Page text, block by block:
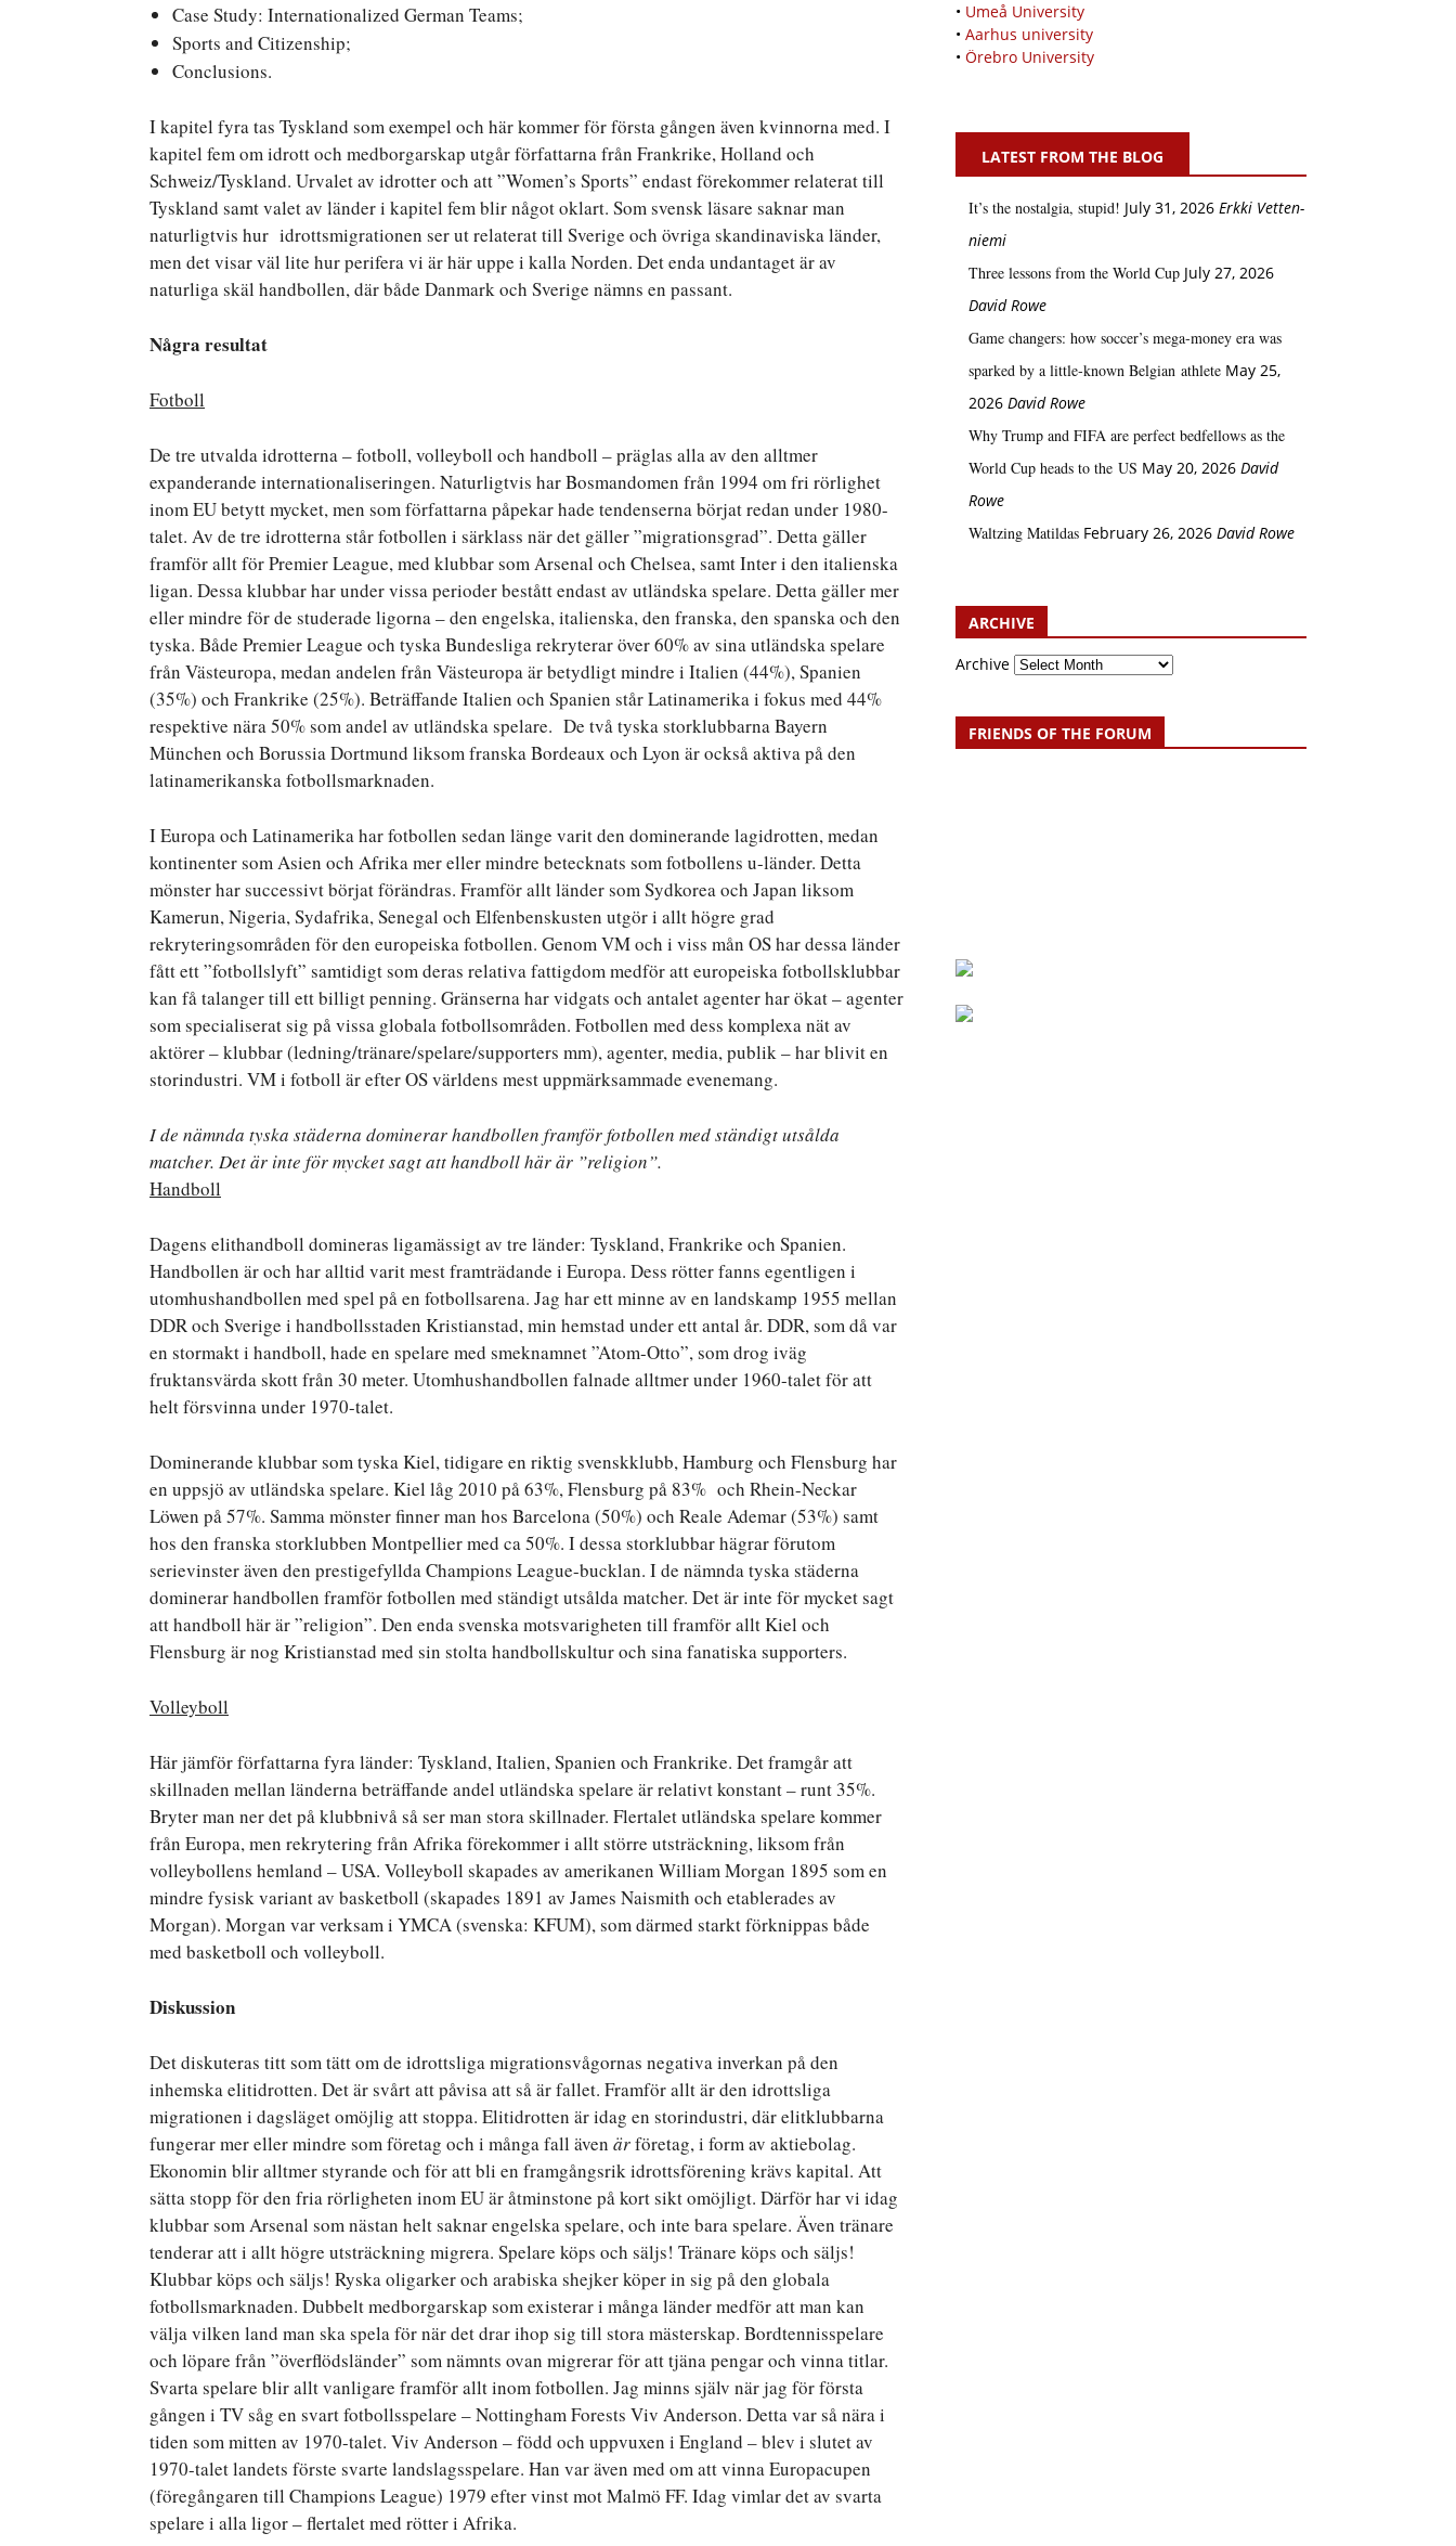
Case Study: Internationalized German Teams;
Sports and Citizenship;
Conclusions.
I kapitel fyra tas Tyskland som exempel och här kommer för första gången även kvinnorna med. I
kapitel fem om idrott och medborgarskap utgår författarna från Frankrike, Holland och
Schweiz/Tyskland. Urvalet av idrotter och att ”Women’s Sports” endast förekommer relaterat till
Tyskland samt valet av länder i kapitel fem blir något oklart. Som svensk läsare saknar man
naturligtvis hur idrottsmigrationen ser ut relaterat till Sverige och övriga skandinaviska länder,
men det visar väl lite hur perifera vi är här uppe i kalla Norden. Det enda undantaget är av
naturliga skäl handbollen, där både Danmark och Sverige nämns en passant.
Några resultat
Fotboll
De tre utvalda idrotterna – fotboll, volleyboll och handboll – präglas alla av den alltmer
expanderande internationaliseringen. Naturligtvis har Bosmandomen från 1994 om fri rörlighet
inom EU betytt mycket, men som författarna påpekar hade tendenserna börjat redan under 1980-
talet. Av de tre idrotterna står fotbollen i särklass när det gäller ”migrationsgrad”. Detta gäller
framför allt för Premier League, med klubbar som Arsenal och Chelsea, samt Inter i den italienska
ligan. Dessa klubbar har under vissa perioder bestått endast av utländska spelare. Detta gäller mer
eller mindre för de studerade ligorna – den engelska, italienska, den franska, den spanska och den
tyska. Både Premier League och tyska Bundesliga rekryterar över 60% av sina utländska spelare
från Västeuropa, medan andelen från Västeuropa är betydligt mindre i Italien (44%), Spanien
(35%) och Frankrike (25%). Beträffande Italien och Spanien står Latinamerika i fokus med 44%
respektive nära 50% som andel av utländska spelare. De två tyska storklubbarna Bayern
München och Borussia Dortmund liksom franska Bordeaux och Lyon är också aktiva på den
latinamerikanska fotbollsmarknaden.
I Europa och Latinamerika har fotbollen sedan länge varit den dominerande lagidrotten, medan
kontinenter som Asien och Afrika mer eller mindre betecknats som fotbollens u-länder. Detta
mönster har successivt börjat förändras. Framför allt länder som Sydkorea och Japan liksom
Kamerun, Nigeria, Sydafrika, Senegal och Elfenbenskusten utgör i allt högre grad
rekryteringsområden för den europeiska fotbollen. Genom VM och i viss mån OS har dessa länder
fått ett ”fotbollslyft” samtidigt som deras relativa fattigdom medför att europeiska fotbollsklubbar
kan få talanger till ett billigt penning. Gränserna har vidgats och antalet agenter har ökat – agenter
som specialiserat sig på vissa globala fotbollsområden. Fotbollen med dess komplexa nät av
aktörer – klubbar (ledning/tränare/spelare/supporters mm), agenter, media, publik – har blivit en
storindustri. VM i fotboll är efter OS världens mest uppmärksammade evenemang.
I de nämnda tyska städerna dominerar handbollen framför fotbollen med ständigt utsålda
matcher. Det är inte för mycket sagt att handboll här är ”religion”.
Handboll
Dagens elithandboll domineras ligamässigt av tre länder: Tyskland, Frankrike och Spanien.
Handbollen är och har alltid varit mest framträdande i Europa. Dess rötter fanns egentligen i
utomhushandbollen med spel på en fotbollsarena. Jag har ett minne av en landskamp 1955 mellan
DDR och Sverige i handbollsstaden Kristianstad, min hemstad under ett antal år. DDR, som då var
en stormakt i handboll, hade en spelare med smeknamnet ”Atom-Otto”, som drog iväg
fruktansvärda skott från 30 meter. Utomhushandbollen falnade alltmer under 1960-talet för att
helt försvinna under 1970-talet.
Dominerande klubbar som tyska Kiel, tidigare en riktig svenskklubb, Hamburg och Flensburg har
en uppsjö av utländska spelare. Kiel låg 2010 på 63%, Flensburg på 83% och Rhein-Neckar
Löwen på 57%. Samma mönster finner man hos Barcelona (50%) och Reale Ademar (53%) samt
hos den franska storklubben Montpellier med ca 50%. I dessa storklubbar hägrar förutom
serievinster även den prestigefyllda Champions League-bucklan. I de nämnda tyska städerna
dominerar handbollen framför fotbollen med ständigt utsålda matcher. Det är inte för mycket sagt
att handboll här är ”religion”. Den enda svenska motsvarigheten till framför allt Kiel och
Flensburg är nog Kristianstad med sin stolta handbollskultur och sina fanatiska supporters.
Volleyboll
Här jämför författarna fyra länder: Tyskland, Italien, Spanien och Frankrike. Det framgår att
skillnaden mellan länderna beträffande andel utländska spelare är relativt konstant – runt 35%.
Bryter man ner det på klubbnivå så ser man stora skillnader. Flertalet utländska spelare kommer
från Europa, men rekrytering från Afrika förekommer i allt större utsträckning, liksom från
volleybollens hemland – USA. Volleyboll skapades av amerikanen William Morgan 1895 som en
mindre fysisk variant av basketboll (skapades 1891 av James Naismith och etablerades av
Morgan). Morgan var verksam i YMCA (svenska: KFUM), som därmed starkt förknippas både
med basketboll och volleyboll.
Diskussion
Det diskuteras titt som tätt om de idrottsliga migrationsvågornas negativa inverkan på den
inhemska elitidrotten. Det är svårt att påvisa att så är fallet. Framför allt är den idrottsliga
migrationen i dagsläget omöjlig att stoppa. Elitidrotten är idag en storindustri, där elitklubbarna
fungerar mer eller mindre som företag och i många fall även ärföretag, i form av aktiebolag.
Ekonomin blir alltmer styrande och för att bli en framgångsrik idrottsförening krävs kapital. Att
sätta stopp för den fria rörligheten inom EU är åtminstone på kort sikt omöjligt. Därför har vi idag
klubbar som Arsenal som nästan helt saknar engelska spelare, och inte bara spelare. Även tränare
tenderar att i allt högre utsträckning migrera. Spelare köps och säljs! Tränare köps och säljs!
Klubbar köps och säljs! Ryska oligarker och arabiska shejker köper in sig på den globala
fotbollsmarknaden. Dubbelt medborgarskap som existerar i många länder medför att man kan
välja vilken land man ska spela för när det drar ihop sig till stora mästerskap. Bordtennisspelare
och löpare från ”överflödsländer” som nämnts ovan migrerar för att tjäna pengar och vinna titlar.
Svarta spelare blir allt vanligare framför allt inom fotbollen. Jag minns själv när jag för första
gången i TV såg en svart fotbollsspelare – Nottingham Forests Viv Anderson. Detta var så nära i
tiden som mitten av 1970-talet. Viv Anderson – född och uppvuxen i England – blev i slutet av
1970-talet landets förste svarte landslagsspelare. Han var även med om att vinna Europacupen
(föregångaren till Champions League) 1979 efter vinst mot Malmö FF. Idag vimlar det av svarta
spelare i alla ligor – flertalet med rötter i Afrika.
• Umeå University
• Aarhus university
• Örebro University
LATEST FROM THE BLOG
It’s the nostalgia, stupid! July 31, 2026 Erkki Vetten­­
niemi
Three lessons from the World Cup July 27, 2026
David Rowe
Game changers: how soccer’s mega‑money era was
sparked by a little‑known Belgian athlete May 25,
2026 David Rowe
Why Trump and FIFA are perfect bedfellows as the
World Cup heads to the US May 20, 2026 David
Rowe
Waltzing Matildas February 26, 2026 David Rowe
ARCHIVE
Archive
FRIENDS OF THE FORUM